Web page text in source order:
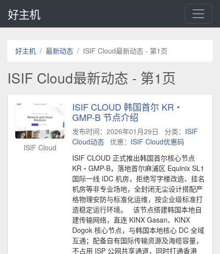
好主机
好主机 最新动态 ISIF Cloud最新动态 - 第1页
ISIF Cloud最新动态 - 第1页
ISIF Cloud
ISIF CLOUD 韩国首尔 KR・
GMP-B 节点介绍
发布时间：2026年01月29日 分类： ISIF
Cloud动态 优惠： ISIF Cloud优惠码
ISIF CLOUD 正式推出韩国首尔核心节点
KR・GMP-B，落地首尔麻浦区 Equinix SL1
国际一线 IDC 机房，拒绝写字楼改造、挂名
机房等非专业场地，全封闭无尘设计搭配严
格物理安防与标准化运维，按企业级标准打
造稳定运行环境。 该节点搭建韩国本地自
建传输网络，直连 KINX Gasan、KINX
Dogok 核心节点，与韩国本地核心 DC 全域
互通；配备自有国际传输资源及海缆容量，
不占用 ISP 公网共享通道，同时打通香港